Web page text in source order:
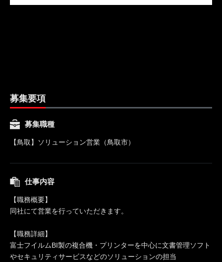
募集要項
募集職種
【鳥取】ソリューション営業（鳥取市）
仕事内容
【職務概要】
同社にて営業を行っていただきます。
【職務詳細】
富士フイルムBI製の複合機・プリンターを中心に文書管理ソフト
やセキュリティサービスなどのソリューションの担当